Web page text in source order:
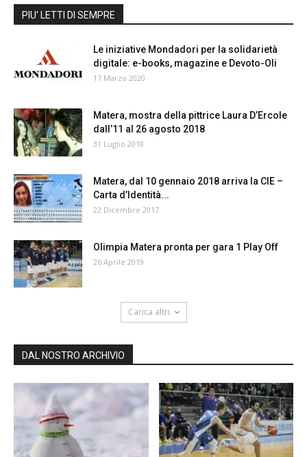
PIU' LETTI DI SEMPRE
Le iniziative Mondadori per la solidarietà
digitale: e-books, magazine e Devoto-Oli
17 Marzo 2020
Matera, mostra della pittrice Laura D’Ercole
dall’11 al 26 agosto 2018
31 Luglio 2018
Matera, dal 10 gennaio 2018 arriva la CIE –
Carta d’Identità...
22 Dicembre 2017
Olimpia Matera pronta per gara 1 Play Off
26 Aprile 2019
Carica altri
DAL NOSTRO ARCHIVIO